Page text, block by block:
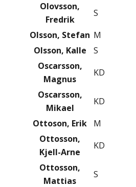
Olovsson,
Fredrik
S
Olsson, Stefan M
Olsson, Kalle
S
Oscarsson,
Magnus
KD
Oscarsson,
Mikael
KD
Ottoson, Erik
M
Ottosson,
Kjell-Arne
KD
Ottosson,
Mattias
S